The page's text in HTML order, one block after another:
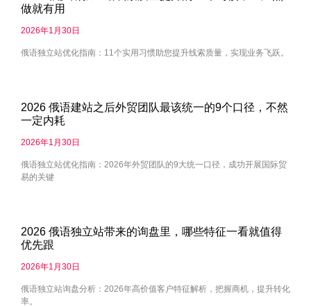
做就有用
2026年1月30日
俄语独立站优化指南：11个实用习惯助您提升线索质量，实现业务飞跃。
2026 俄语建站之后外贸团队最该统一的9个口径，不然
一定内耗
2026年1月30日
俄语独立站优化指南：2026年外贸团队的9大统一口径，成功开展国际贸
易的关键
2026 俄语独立站带来的询盘里，哪些特征一看就值得
优先跟
2026年1月30日
俄语独立站询盘分析：2026年高价值客户特征解析，把握商机，提升转化
率。